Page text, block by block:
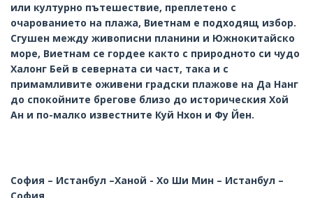
или културно пътешествие, преплетено с
очарованието на плажа, Виетнам е подходящ избор.
Сгушен между живописни планини и Южнокитайско
море, Виетнам се гордее както с природното си чудо
Халонг Бей в северната си част, така и с
примамливите оживени градски плажове на Да Нанг
до спокойните брегове близо до историческия Хой
Ан и по-малко известните Куй Нхон и Фу Йен.
София – Истанбул –Ханой - Хо Ши Мин – Истанбул –